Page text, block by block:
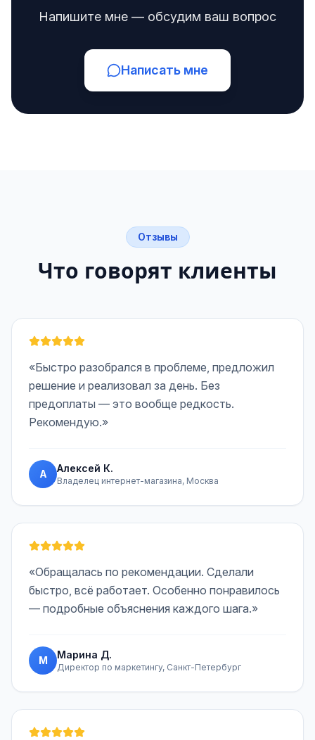
Напишите мне — обсудим ваш вопрос
Написать мне
Отзывы
Что говорят клиенты
«Быстро разобрался в проблеме, предложил
решение и реализовал за день. Без
предоплаты — это вообще редкость.
Рекомендую.»
А Алексей К.
Владелец интернет-магазина, Москва
«Обращалась по рекомендации. Сделали
быстро, всё работает. Особенно понравилось
— подробные объяснения каждого шага.»
М Марина Д.
Директор по маркетингу, Санкт-Петербург